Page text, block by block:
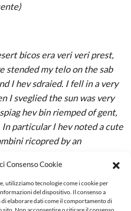
Consenso Cookie
utilizziamo tecnologie come i cookie per
del dispositivo. Il consenso a
elaborare dati come il comportamento di
bicos era veri veri prest,
stended my telo on the sab
I hev sdraied. I fell in a very
I sveglied the sun was very
hev bin riemped of gent,
In particular I hev noted a cute
ricopred by an
and an old nonnettA, with a
on a bretel of her viola
about new giovinez, a